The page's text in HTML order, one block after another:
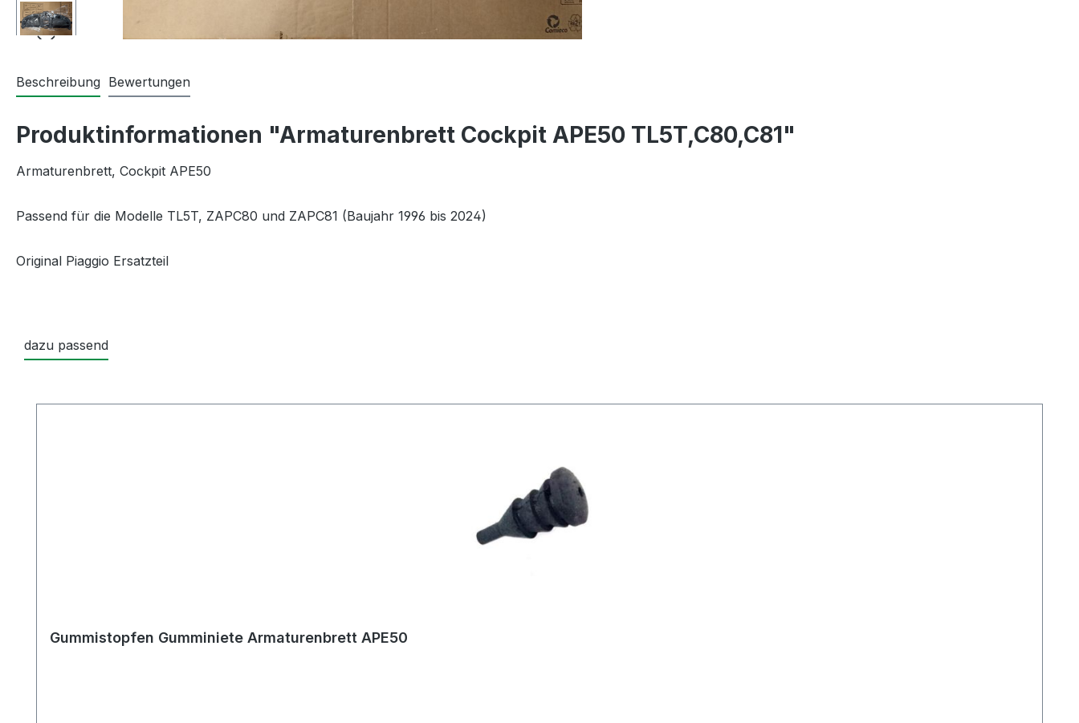
Beschreibung Bewertungen
Produktinformationen "Armaturenbrett Cockpit APE50 TL5T,C80,C81"
Armaturenbrett, Cockpit APE50
Passend für die Modelle TL5T, ZAPC80 und ZAPC81 (Baujahr 1996 bis 2024)
Original Piaggio Ersatzteil
dazu passend
Gummistopfen Gumminiete Armaturenbrett APE50